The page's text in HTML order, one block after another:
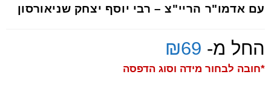
עם אדמו"ר הריי"צ – רבי יוסף יצחק שניאורסון
החל מ- ₪69
*חובה לבחור מידה וסוג הדפסה